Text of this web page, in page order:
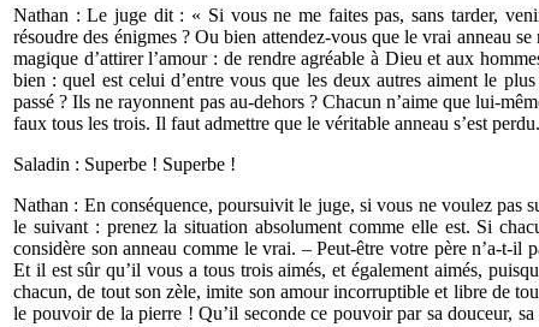
Nathan : Le juge dit : « Si vous ne me faites pas, sans tarder,
résoudre des énigmes ? Ou bien attendez-vous que le vrai anneau
magique d’attirer l’amour : de rendre agréable à Dieu et aux
bien : quel est celui d’entre vous que les deux autres aiment le
passé ? Ils ne rayonnent pas au-dehors ? Chacun n’aime que lui-
faux tous les trois. Il faut admettre que le véritable anneau s’est
Saladin : Superbe ! Superbe !
Nathan : En conséquence, poursuivit le juge, si vous ne voulez pas
le suivant : prenez la situation absolu­ment comme elle est. Si
considère son anneau comme le vrai. – Peut-être votre père n’a-t-il
Et il est sûr qu’il vous a tous trois aimés, et également aimés,
chacun, de tout son zèle, imite son amour incorruptible et libre de
le pouvoir de la pierre ! Qu’il seconde ce pouvoir par sa douceur,